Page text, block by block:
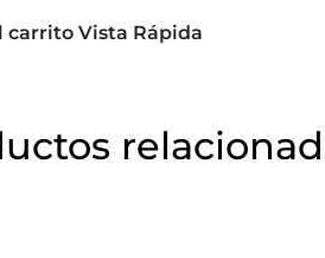
carrito Vista Rápida